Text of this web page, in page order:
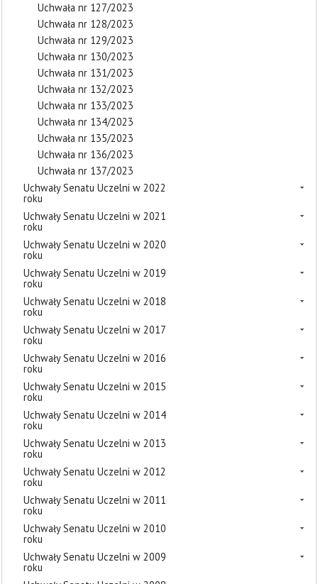
Uchwała nr 127/2023
Uchwała nr 128/2023
Uchwała nr 129/2023
Uchwała nr 130/2023
Uchwała nr 131/2023
Uchwała nr 132/2023
Uchwała nr 133/2023
Uchwała nr 134/2023
Uchwała nr 135/2023
Uchwała nr 136/2023
Uchwała nr 137/2023
Uchwały Senatu Uczelni w 2022
roku
Uchwały Senatu Uczelni w 2021
roku
Uchwały Senatu Uczelni w 2020
roku
Uchwały Senatu Uczelni w 2019
roku
Uchwały Senatu Uczelni w 2018
roku
Uchwały Senatu Uczelni w 2017
roku
Uchwały Senatu Uczelni w 2016
roku
Uchwały Senatu Uczelni w 2015
roku
Uchwały Senatu Uczelni w 2014
roku
Uchwały Senatu Uczelni w 2013
roku
Uchwały Senatu Uczelni w 2012
roku
Uchwały Senatu Uczelni w 2011
roku
Uchwały Senatu Uczelni w 2010
roku
Uchwały Senatu Uczelni w 2009
roku